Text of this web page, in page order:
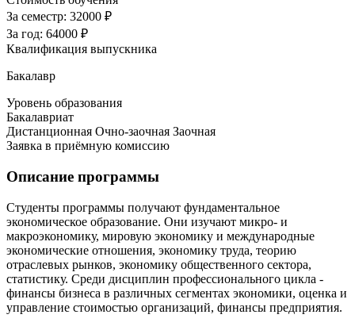
За семестр: 32000 ₽
За год: 64000 ₽
Квалификация выпускника
Бакалавр
Уровень образования
Бакалавриат
Дистанционная Очно-заочная Заочная
Заявка в приёмную комиссию
Описание программы
Студенты программы получают фундаментальное
экономическое образование. Они изучают микро- и
макроэкономику, мировую экономику и международные
экономические отношения, экономику труда, теорию
отраслевых рынков, экономику общественного сектора,
статистику. Среди дисциплин профессионального цикла -
финансы бизнеса в различных сегментах экономики, оценка и
управление стоимостью организаций, финансы предприятия.